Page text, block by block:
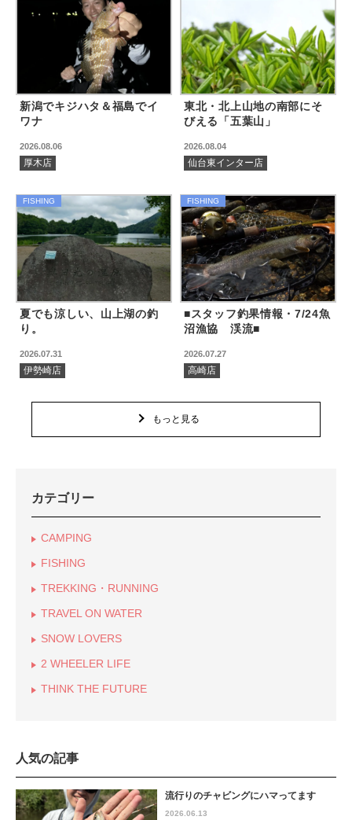
新潟でキジハタ＆福島でイ
ワナ
2026.08.06
厚木店
東北・北上山地の南部にそ
びえる「五葉山」
2026.08.04
仙台東インター店
FISHING
夏でも涼しい、山上湖の釣
り。
2026.07.31
伊勢崎店
FISHING
■スタッフ釣果情報・7/24魚
沼漁協 渓流■
2026.07.27
高崎店
もっと見る
カテゴリー
CAMPING
FISHING
TREKKING・RUNNING
TRAVEL ON WATER
SNOW LOVERS
2 WHEELER LIFE
THINK THE FUTURE
人気の記事
流行りのチャビングにハマってます
2026.06.13